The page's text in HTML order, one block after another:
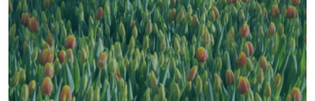
«ЁЛЫ-ПАЛЫ», питомник декоративных
растений
Самарская область, с. Подстепки, ул.
Фермерская 14 А